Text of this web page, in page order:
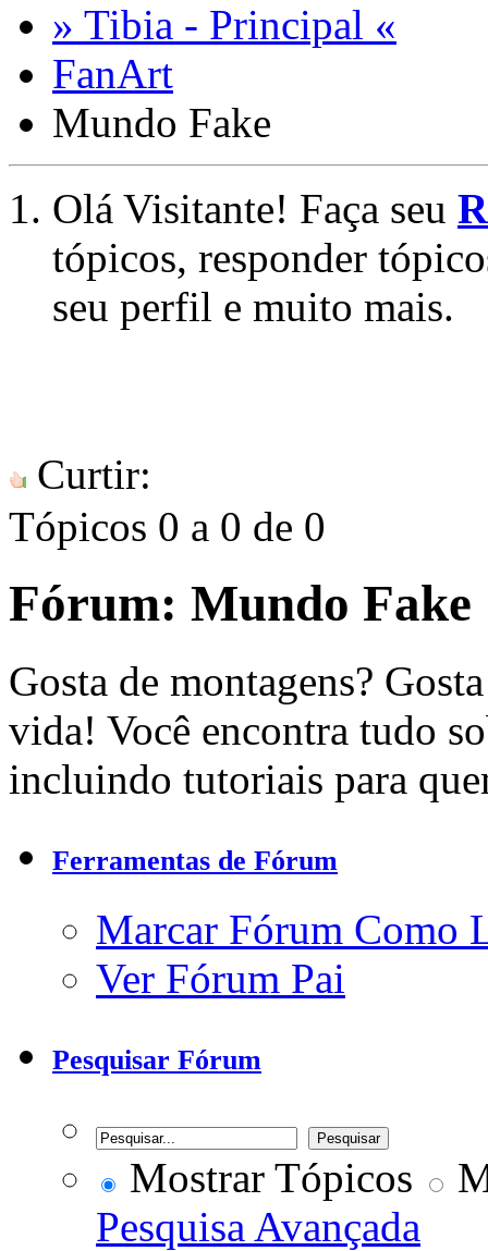
» Tibia - Principal «
FanArt
Mundo Fake
Olá Visitante! Faça seu
tópicos, responder
seu perfil e muito mais.
Curtir:
Tópicos 0 a 0 de 0
Fórum: Mundo Fake
Gosta de montagens?
vida! Você encontra tudo
incluindo tutoriais para
Ferramentas de Fórum
Marcar Fórum Como
Ver Fórum Pai
Pesquisar Fórum
Mostrar Tópicos
Pesquisa Avançada